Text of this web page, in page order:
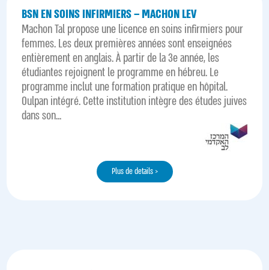
BSN EN SOINS INFIRMIERS – MACHON LEV
Machon Tal propose une licence en soins infirmiers pour
femmes. Les deux premières années sont enseignées
entièrement en anglais. À partir de la 3e année, les
étudiantes rejoignent le programme en hébreu. Le
programme inclut une formation pratique en hôpital.
Oulpan intégré. Cette institution intègre des études juives
dans son...
Plus de details >